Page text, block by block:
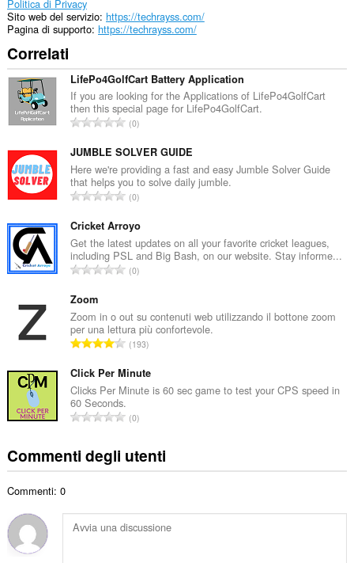
Politica di Privacy
Sito web del servizio https://techrayss.com/
Pagina di supporto https://techrayss.com/
Correlati
LifePo4GolfCart Battery Application
If you are looking for the Applications of LifePo4GolfCart
then this special page for LifePo4GolfCart.
N
m
e
r
o
o
t
a
d
i
g
u
d
i
z
:
0
JUMBLE SOLVER GUIDE
Here we're providing a fast and easy Jumble Solver Guide
that helps you to solve daily jumble.
N
m
e
r
o
t
a
e
d
i
g
u
d
i
:
0
Cricket Arroyo
Get the latest updates on all your favorite cricket leagues,
including PSL and Big Bash, on our website. Stay informe...
N
e
r
o
o
t
a
d
i
u
0
Zoom
Zoom in o out su contenuti web utilizzando il bottone zoom
per una lettura più confortevole.
N
m
e
r
o
o
t
e
d
193
Click Per Minute
Clicks Per Minute is 60 sec game to test your CPS speed in
60 Seconds.
N
e
t
o
0
Commenti degli utenti
Commenti: 0